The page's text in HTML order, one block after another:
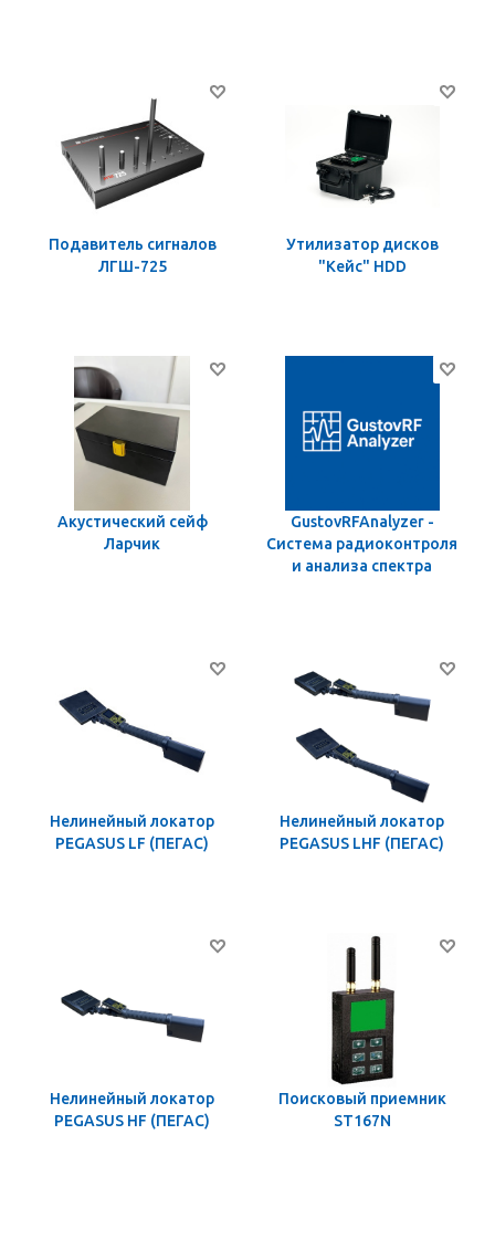
Подавитель сигналов
ЛГШ-725
Утилизатор дисков
"Кейс" HDD
Акустический сейф
Ларчик
GustovRFAnalyzer -
Система радиоконтроля
и анализа спектра
Нелинейный локатор
PEGASUS LF (ПЕГАС)
Нелинейный локатор
PEGASUS LHF (ПЕГАС)
Нелинейный локатор
PEGASUS HF (ПЕГАС)
Поисковый приемник
ST167N